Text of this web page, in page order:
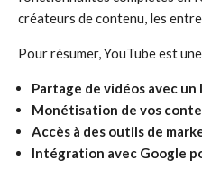
créateurs de contenu, les
Pour résumer, YouTube est
Partage de vidéos avec
Monétisation de vos
Accès à des outils de
Intégration avec Google